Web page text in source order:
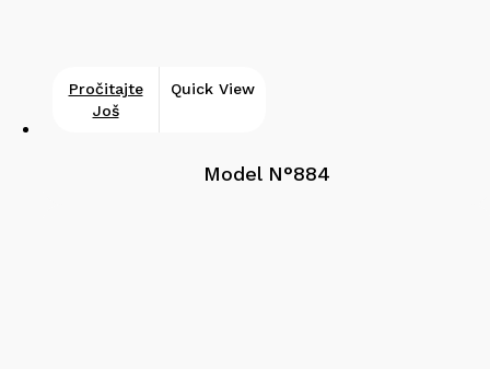
Pročitajte
Još
Quick View
Model N°884